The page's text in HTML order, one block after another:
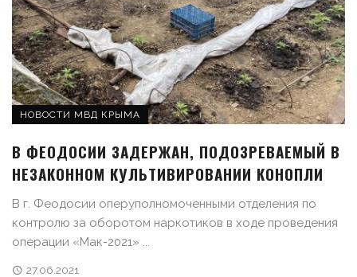
НОВОСТИ МВД КРЫМА
В ФЕОДОСИИ ЗАДЕРЖАН, ПОДОЗРЕВАЕМЫЙ В
НЕЗАКОННОМ КУЛЬТИВИРОВАНИИ КОНОПЛИ
В г. Феодосии оперуполномоченными отделения по
контролю за оборотом наркотиков в ходе проведения
операции «Мак-2021» ...
27.06.2021